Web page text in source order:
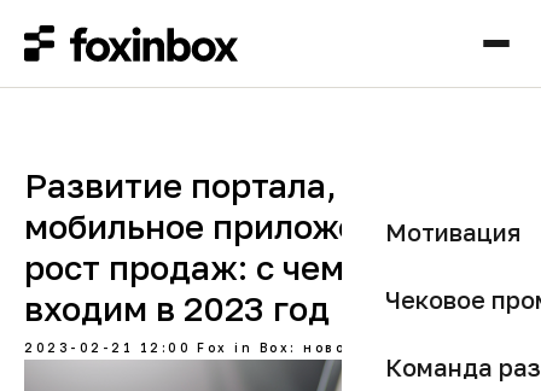
Мотивация
Чековое
Команда
Развитие портала,
мобильное приложение и
рост продаж: с чем мы
входим в 2023 год
2023-02-21 12:00 Fox in Box: новости и кейсы